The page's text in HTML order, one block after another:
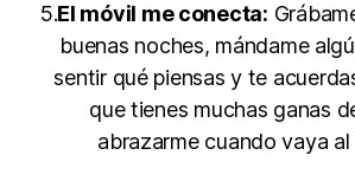
5.El móvil me conecta:
buenas noches, mándame
sentir qué piensas y te
que tienes muchas ganas
abrazarme cuando vaya al